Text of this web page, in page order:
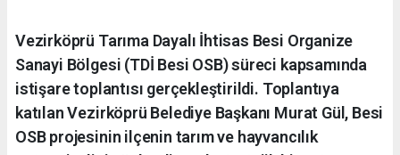
Vezirköprü Tarıma Dayalı İhtisas Besi Organize
Sanayi Bölgesi (TDİ Besi OSB) süreci kapsamında
istişare toplantısı gerçekleştirildi. Toplantıya
katılan Vezirköprü Belediye Başkanı Murat Gül, Besi
OSB projesinin ilçenin tarım ve hayvancılık